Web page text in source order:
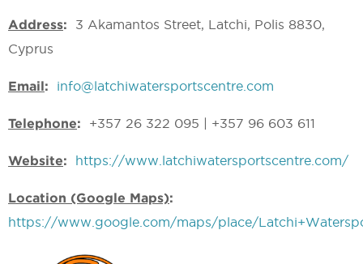
Address: 3 Akamantos Street, Latchi, Polis 8830,
Cyprus
Email: info@latchiwatersportscentre.com
Telephone: +357 26 322 095 | +357 96 603 611
Website: https://www.latchiwatersportscentre.com/
Location (Google Maps):
https://www.google.com/maps/place/